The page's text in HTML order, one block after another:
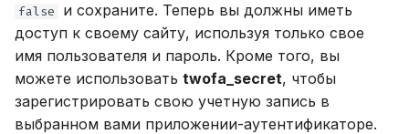
false
и сохраните. Теперь вы должны иметь
доступ к своему сайту, используя только свое
имя пользователя и пароль. Кроме того, вы
можете использовать twofa_secret, чтобы
зарегистрировать свою учетную запись в
выбранном вами приложении-аутентификаторе.